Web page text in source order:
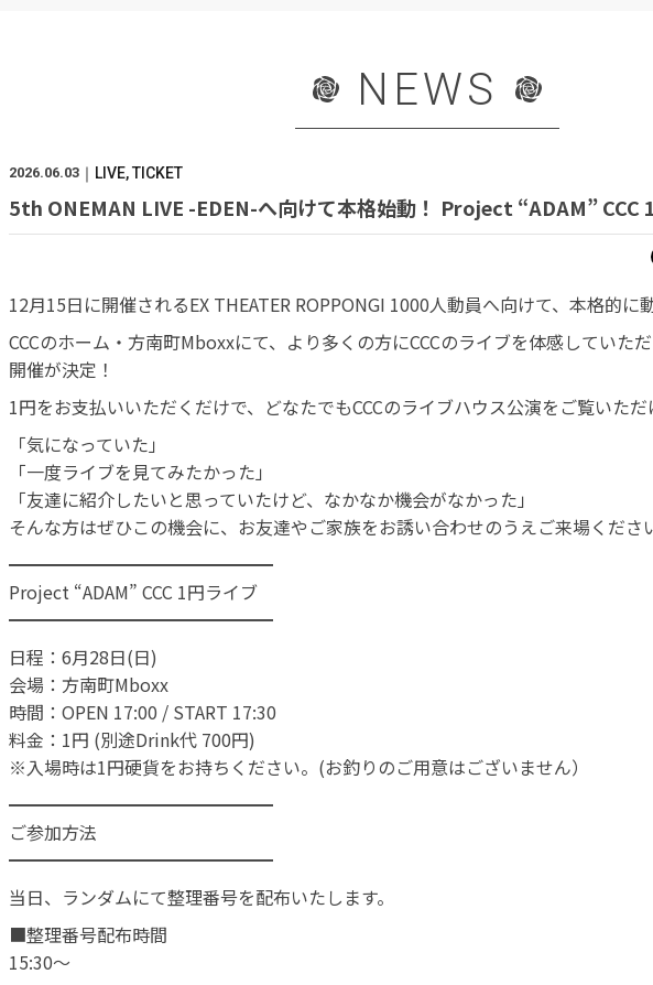
NEWS
2026.06.03 LIVE TICKET
5th ONEMAN LIVE -EDEN-へ向けて本格始動！ ​Project “ADAM” CCC
12月15日に開催されるEX THEATER ROPPONGI 1000人動員へ向けて、本格的に
CCCのホーム・方南町Mboxxにて、より多くの方にCCCのライブを体感していた
開催が決定！
1円をお支払いいただくだけで、どなたでもCCCのライブハウス公演をご覧いただ
「気になっていた」
「一度ライブを見てみたかった」
「友達に紹介したいと思っていたけど、なかなか機会がなかった」
そんな方はぜひこの機会に、お友達やご家族をお誘い合わせのうえご来場くださ
━━━━━━━━━━━━━━━
Project “ADAM” CCC 1円ライブ
━━━━━━━━━━━━━━━
日程：6月28日(日)
会場：方南町Mboxx
時間：OPEN 17:00 / START 17:30
料金：1円 (別途Drink代 700円)
※入場時は1円硬貨をお持ちください。(お釣りのご用意はございません）
━━━━━━━━━━━━━━━
ご参加方法
━━━━━━━━━━━━━━━
当日、ランダムにて整理番号を配布いたします。
■整理番号配布時間
15:30〜